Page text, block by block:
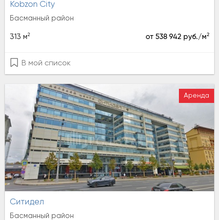
Kobzon City
Басманный район
313 м2 от 538 942 руб./м2
В мой список
Аренда
Ситидел
Басманный район